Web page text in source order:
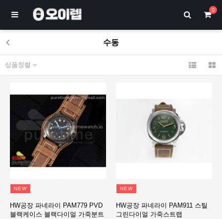
0
수동
상품정렬
NEW
HW공장 파네라이 PAM779 PVD
블랙케이스 블랙다이얼 가죽분트
NEW
HW공장 파네라이 PAM911 스틸
그린다이얼 가죽스트랩